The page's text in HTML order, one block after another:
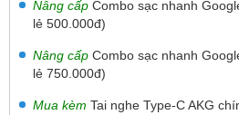
Nâng cấp Combo sạc nhanh
lẻ 500.000đ)
Nâng cấp Combo sạc nhanh
lẻ 750.000đ)
Mua kèm Tai nghe Type-C AKG